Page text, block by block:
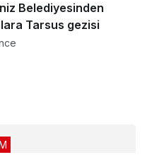
Belediyesinden
Tarsus gezisi